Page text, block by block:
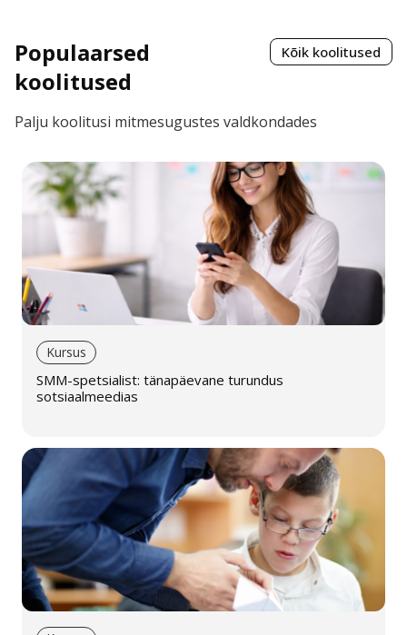
Populaarsed
koolitused
Kõik koolitused
Palju koolitusi mitmesugustes valdkondades
Kursus
SMM-spetsialist: tänapäevane turundus
sotsiaalmeedias